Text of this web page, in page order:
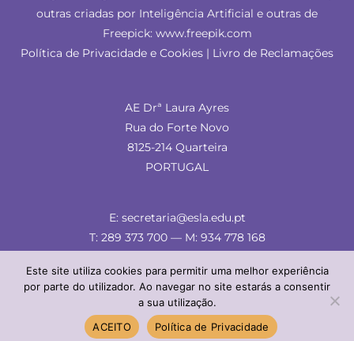
outras criadas por Inteligência Artificial e outras de
Freepick: www.freepik.com
Política de Privacidade e Cookies | Livro de Reclamações
AE Drª Laura Ayres
Rua do Forte Novo
8125-214 Quarteira
PORTUGAL
E: secretaria@esla.edu.pt
T: 289 373 700 — M: 934 778 168
© ESLA 2024 — comunicação & imagem
Este site utiliza cookies para permitir uma melhor experiência
por parte do utilizador. Ao navegar no site estarás a consentir
a sua utilização.
ACEITO
Política de Privacidade